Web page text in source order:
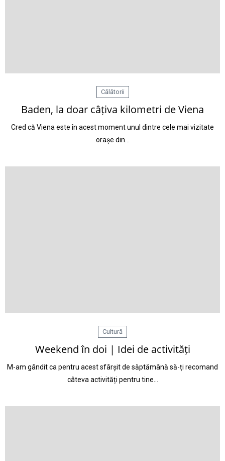
Călătorii
Baden, la doar câțiva kilometri de Viena
Cred că Viena este în acest moment unul dintre cele mai vizitate
orașe din…
Cultură
Weekend în doi | Idei de activități
M-am gândit ca pentru acest sfârșit de săptămână să-ți recomand
câteva activități pentru tine…